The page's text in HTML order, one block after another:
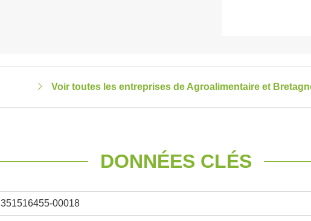
Voir toutes les entreprises de Agroalimentaire et
DONNÉES CLÉS
351516455-00018